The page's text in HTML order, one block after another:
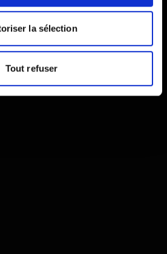
la sélection
Tout refuser